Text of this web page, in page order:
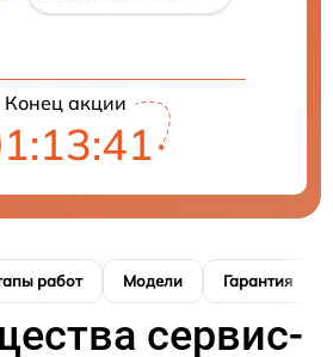
Конец акции
работ Модели Гарантия
сервис-